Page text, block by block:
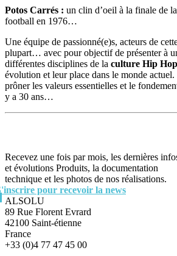
Potos Carrés : un clin d’oeil à la finale de
football en 1976…
Une équipe de passionné(e)s, acteurs de
plupart… avec pour objectif de présenter à
différentes disciplines de la culture Hip Hop
évolution et leur place dans le monde
prôner les valeurs essentielles et le
y a 30 ans…
Recevez une fois par mois, les dernières
et évolutions Produits, la documentation
technique et les photos de nos réalisations.
pour recevoir la news
ALSOLU
89 Rue Florent Evrard
42100 Saint-étienne
France
+33 (0)4 77 47 45 00